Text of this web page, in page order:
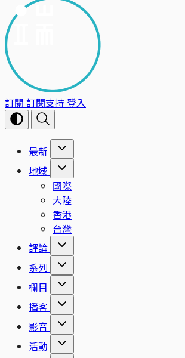
訂閱 訂閱支持登入
最新
地域
國際
大陸
香港
台灣
評論
系列
欄目
播客
影音
活動